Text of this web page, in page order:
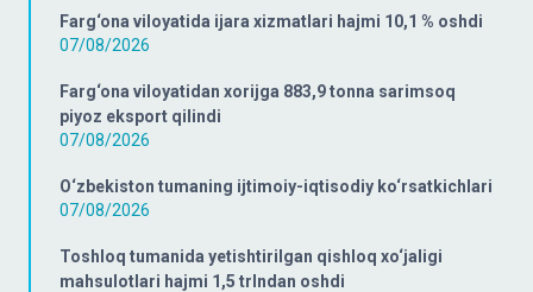
Farg‘ona viloyatida ijara xizmatlari hajmi 10,1 % oshdi
07/08/2026
Farg‘ona viloyatidan xorijga 883,9 tonna sarimsoq
piyoz eksport qilindi
07/08/2026
O‘zbekiston tumaning ijtimoiy-iqtisodiy ko‘rsatkichlari
07/08/2026
Toshloq tumanida yetishtirilgan qishloq xo‘jaligi
mahsulotlari hajmi 1,5 trlndan oshdi